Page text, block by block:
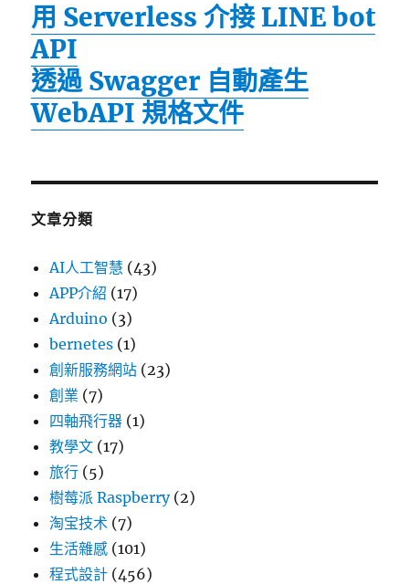
用 Serverless 介接 LINE bot
API
透過 Swagger 自動產生
WebAPI 規格文件
文章分類
AI人工智慧 (43)
APP介紹 (17)
Arduino (3)
bernetes (1)
創新服務網站 (23)
創業 (7)
四軸飛行器 (1)
教學文 (17)
旅行 (5)
樹莓派 Raspberry(2)
淘宝技术 (7)
生活雜感 (101)
程式設計 (456)